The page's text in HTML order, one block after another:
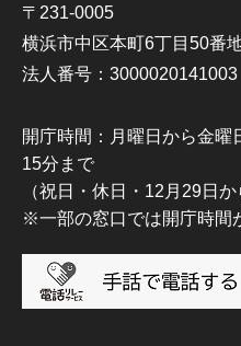
〒231-0005
横浜市中区本町6丁目50番
法人番号：3000020141003
開庁時間：月曜日から金
15分まで
（祝日・休日・12月29日か
※一部の窓口では開庁時間